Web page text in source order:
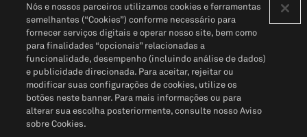
Política de PrivacidadePortal de privacidade do cliente (em inglês)
Não Venda Minhas Informações Pessoais© 2026 S&P Global
Nós e nossos parceiros utilizamos cookies e ferramentas
semelhantes (“Cookies”) conforme necessário para
fornecer serviços digitais e operar nosso site, bem como
para finalidades “opcionais” relacionadas a
funcionalidade, desempenho (incluindo análise de dados)
e publicidade direcionada. Para aceitar, rejeitar ou
modificar suas configurações de cookies, utilize os
botões neste banner. Para mais informações ou para
alterar sua escolha posteriormente, consulte nosso Aviso
sobre Cookies.